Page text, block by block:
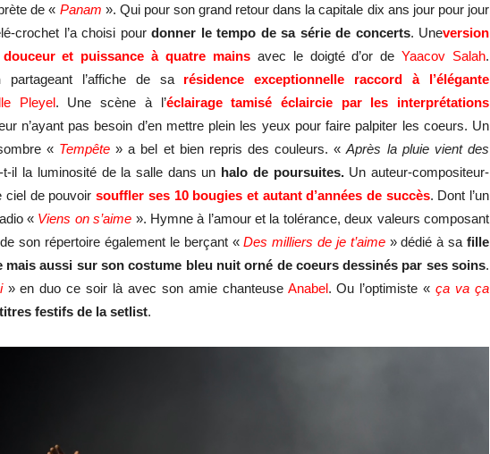
de « Panam ». Qui pour son grand retour dans la capitale dix ans jour pour jour
crochet l’a choisi pour donner le tempo de sa série de concerts. Uneversion
et puissance à quatre mainsavec le doigté d’or deYaacov Salah.
partageant l’affiche de sa résidenceexceptionnelle raccordà l’élégante
Pleyel. Une scène à l’éclairage tamisé éclairciepar les interprétations
n’ayant pas besoin d’en mettre plein les yeux pour faire palpiter les coeurs. Un
« Tempête» a bel et bien repris des couleurs. «Après la pluie vient des
t-il la luminosité de la salle dans un halo de poursuites.Un auteur-compositeur-
ciel de pouvoirsouffler ses 10 bougies et autant d’années de succès. Dont l’un
« Viens on s’aime ». Hymne à l’amour et la tolérance, deux valeurs composant
son répertoire également le berçant «Des milliers de je t’aime» dédié à safille
mais aussi sur son costume bleu nuit orné de coeurs dessinés par ses soins.
» en duo ce soir là avec son amie chanteuse Anabel. Ou l’optimiste «ça va ça
festifs de la setlist.